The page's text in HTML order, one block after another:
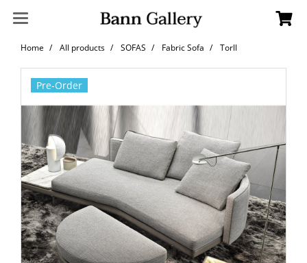
Home All products SOFAS Fabric Sofa Torll
Pre-Order